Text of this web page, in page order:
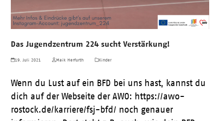
Das Jugendzentrum 224 sucht Verstärkung!
19. Juli 2021 Maik Herfurth Kinder
Wenn du Lust auf ein BFD bei uns hast, kannst du
dich auf der Webseite der AWO: https://awo-
rostock.de/karriere/fsj-bfd/ noch genauer